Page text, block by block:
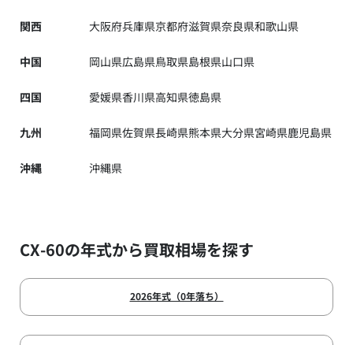
関西 大阪府兵庫県京都府滋賀県奈良県和歌山県
中国 岡山県広島県鳥取県島根県山口県
四国 愛媛県香川県高知県徳島県
九州 福岡県佐賀県長崎県熊本県大分県宮崎県鹿児島県
沖縄 沖縄県
CX-60の年式から買取相場を探す
2026年式（0年落ち）